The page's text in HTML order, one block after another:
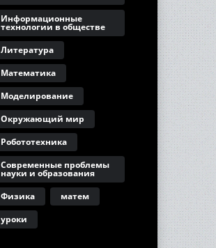
Информационные
технологии в обществе
Литература
Математика
Моделирование
Окружающий мир
Робототехника
Современные проблемы
науки и образования
Физика
матем
уроки